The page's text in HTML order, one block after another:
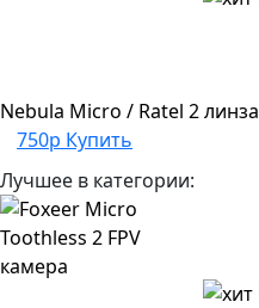
Nebula Micro / Ratel 2 линза
750р Купить
Лучшее в категории: